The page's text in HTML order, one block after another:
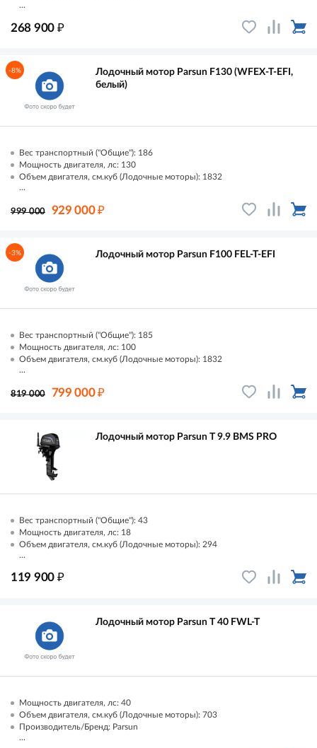
...
268 900 ₽
-8%
Лодочный мотор Parsun F130 (WFEX-T-EFI,
белый)
Вес транспортный ("Общие"): 186
Мощность двигателя, лс: 130
Объем двигателя, см.куб (Лодочные моторы): 1832
...
999 000 929 000₽
-3% Лодочный мотор Parsun F100 FEL-T-EFI
Вес транспортный ("Общие"): 185
Мощность двигателя, лс: 100
Объем двигателя, см.куб (Лодочные моторы): 1832
...
819 000 799 000₽
Лодочный мотор Parsun T 9.9 BMS PRO
Вес транспортный ("Общие"): 43
Мощность двигателя, лс: 18
Объем двигателя, см.куб (Лодочные моторы): 294
...
119 900 ₽
Лодочный мотор Parsun T 40 FWL-T
Мощность двигателя, лс: 40
Объем двигателя, см.куб (Лодочные моторы): 703
Производитель/Бренд: Parsun
...